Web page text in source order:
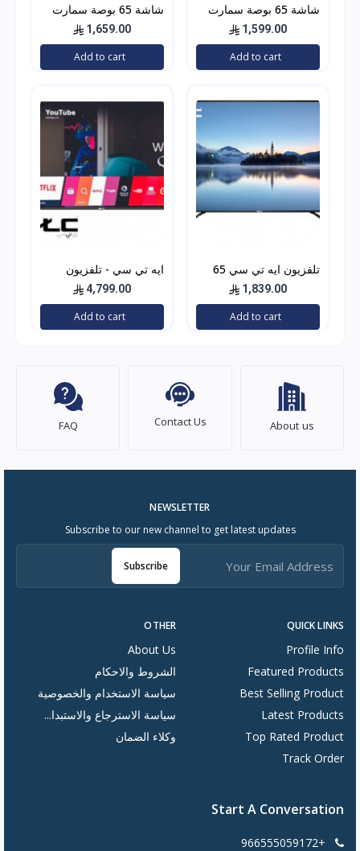
شاشة 65 بوصة سمارت
1,599.00
Add to cart
شاشة 65 بوصة سمارت
1,659.00
Add to cart
تلفزيون ايه تي سي 65
بوصه ال اي دي, سمارت,
4 كيه ألترا اتش دي ,
اندرويد, اسود ,
1,839.00
Add to cart
ايه تي سي - تلفزيون
QLED ذكي سمارت،
بشاشة مقاس 85 بوصة
بدقة 4K نظام webOS
4,799.00
Add to cart
About us
Contact Us
FAQ
QUICK LINKS
Profile Info
Featured Products
Best Selling Product
Latest Products
Top Rated Product
Track Order
OTHER
About Us
الشروط والاحكام
سياسة الاستخدام والخصوصية
سياسة الاسترجاع والاستبدا...
وكلاء الضمان
NEWSLETTER
Subscribe to our new channel to get latest updates
Subscribe
Start A Conversation
+966555059172